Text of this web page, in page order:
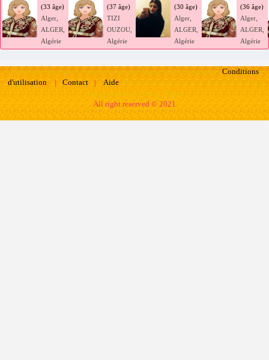
(33 âge)
Alger,
ALGER,
Algérie
(37 âge)
TIZI
OUZOU,
Algérie
(30 âge)
Alger,
ALGER,
Algérie
(36 âge)
Alger,
ALGER,
Algérie
Moslimin site gratuit rencontre mariage Maroc arabe musulman Conditions
d'utilisation
| Contact | Aide
Moslimin le premier site rencontre mariage
arabe musulman Maroc France
All right reserved © 2021